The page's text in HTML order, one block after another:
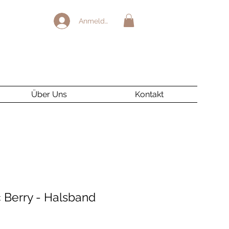
Anmelden
Über Uns Kontakt
- Halsband